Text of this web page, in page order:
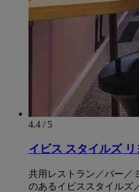
4.4 / 5
イビス スタイルズ
共用レストラン／バー／
のあるイビススタイルズ